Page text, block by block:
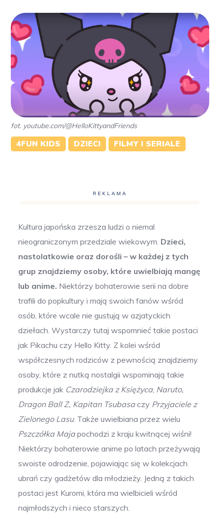
fot. youtube.com/@HelloKittyandFriends
4FUN KIDS DZIECI FILMY I SERIALE
REKLAMA
Kultura japońska zrzesza ludzi o niemal
nieograniczonym przedziale wiekowym. Dzieci,
nastolatkowie oraz dorośli – w każdej z tych
grup znajdziemy osoby, które uwielbiają mangę
lub anime. Niektórzy bohaterowie serii na dobre
trafili do popkultury i mają swoich fanów wśród
osób, które wcale nie gustują w azjatyckich
dziełach. Wystarczy tutaj wspomnieć takie postaci
jak Pikachu czy Hello Kitty. Z kolei wśród
współczesnych rodziców z pewnością znajdziemy
osoby, które z nutką nostalgii wspominają takie
produkcje jak Czarodziejka z Księżyca, Naruto,
Dragon Ball Z, Kapitan Tsubasaczy Przyjaciele z
Zielonego Lasu. Także uwielbiana przez wielu
Pszczółka Majapochodzi z kraju kwitnącej wiśni!
Niektórzy bohaterowie anime po latach przeżywają
swoiste odrodzenie, pojawiając się w kolekcjach
ubrań czy gadżetów dla młodzieży. Jedną z takich
postaci jest Kuromi, która ma wielbicieli wśród
najmłodszych i nieco starszych.